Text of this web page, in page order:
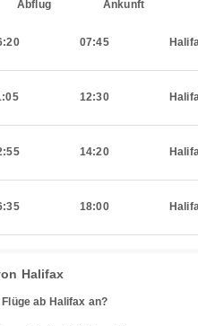
Abflug Ankunft
07:45
12:30
14:20
18:00
Halifax
ab Halifax an?